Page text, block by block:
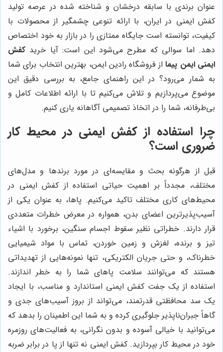
عنوان برندی با سابقه درخشان و شناخته شده در عرصه تولید
کفش ایمنی در ایران، با ارائه تنوعی چشمگیر از محصولات با
کیفیت، توانسته است جایگاه ممتازی را در بازار به خود اختصاص
دهد. اما سوالی که مطرح می‌شود این است: آیا خرید کفش
ایمنی ایمن پیمااز فروشگاه رادین ایمن، بهترین انتخاب برای شما
به شمار می‌رود؟ در این راهنمای جامع، به بررسی دقیق این
موضوع می‌پردازیم و تلاش می‌کنیم تا با ارائه اطلاعات کامل و
بی‌طرفانه، شما را در اتخاذ تصمیمی آگاهانه یاری کنیم.
چرا استفاده از کفش ایمنی در محیط کار
ضروری است؟
قبل از هرگونه بحث و مقایسه‌ای در مورد برندها و مدل‌های
مختلف، مجدداً بر اهمیت حیاتی استفاده از کفش ایمنی در
محیط‌های کاری مختلف تاکید می‌کنیم. پاها، به عنوان یکی از
آسیب‌پذیرترین اعضای بدن، همواره در معرض خطرات متعددی
قرار دارند. خطراتی نظیر سقوط اجسام سنگین، برخورد با اشیاء
تیز و برنده، لغزش و زمین خوردن، تماس با مواد شیمیایی
خطرناک، و حتی جریان الکتریکی، تنها نمونه‌هایی از تهدیداتی
هستند که می‌توانند سلامت پاهای شما را به خطر اندازند.
استفاده از یک جفت کفش ایمنی استاندارد و مناسب، با ایجاد
یک سد محافظتی قدرتمند، می‌تواند از بروز آسیب‌های جدی و
گاهاً جبران‌ناپذیر جلوگیری کرده و به شما این اطمینان را بدهد که
می‌توانید با خیالی آسوده و بدون نگرانی، به فعالیت‌های روزمره
خود در محیط کار بپردازید. کفش ایمنی نه تنها از پا در برابر ضربه